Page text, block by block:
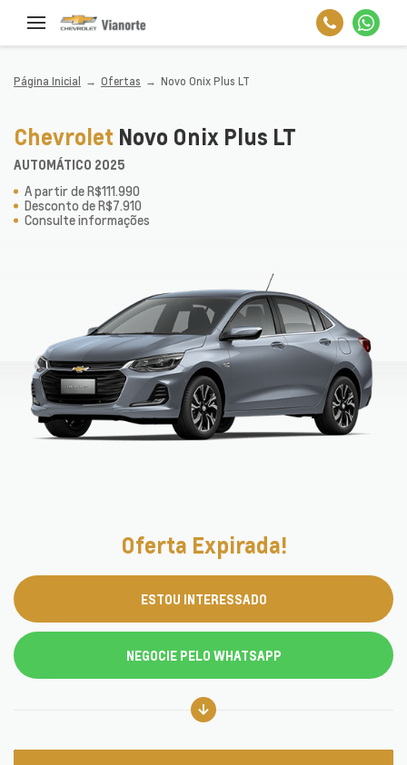
Página Inicial Ofertas Novo Onix Plus LT
Chevrolet Novo Onix Plus LT
AUTOMÁTICO 2025
A partir de R$111.990
Desconto de R$7.910
Consulte informações
Oferta Expirada!
ESTOU INTERESSADO
NEGOCIE PELO WHATSAPP